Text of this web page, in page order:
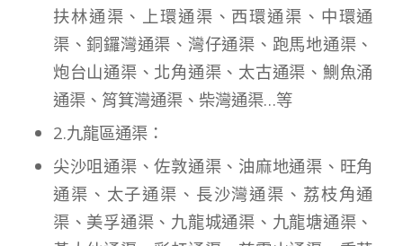
扶林通渠、上環通渠、西環通渠、中環通
渠、銅鑼灣通渠、灣仔通渠、跑馬地通渠、
炮台山通渠、北角通渠、太古通渠、鰂魚涌
通渠、筲箕灣通渠、柴灣通渠…等
2.九龍區通渠：
尖沙咀通渠、佐敦通渠、油麻地通渠、旺角
通渠、太子通渠、長沙灣通渠、荔枝角通
渠、美孚通渠、九龍城通渠、九龍塘通渠、